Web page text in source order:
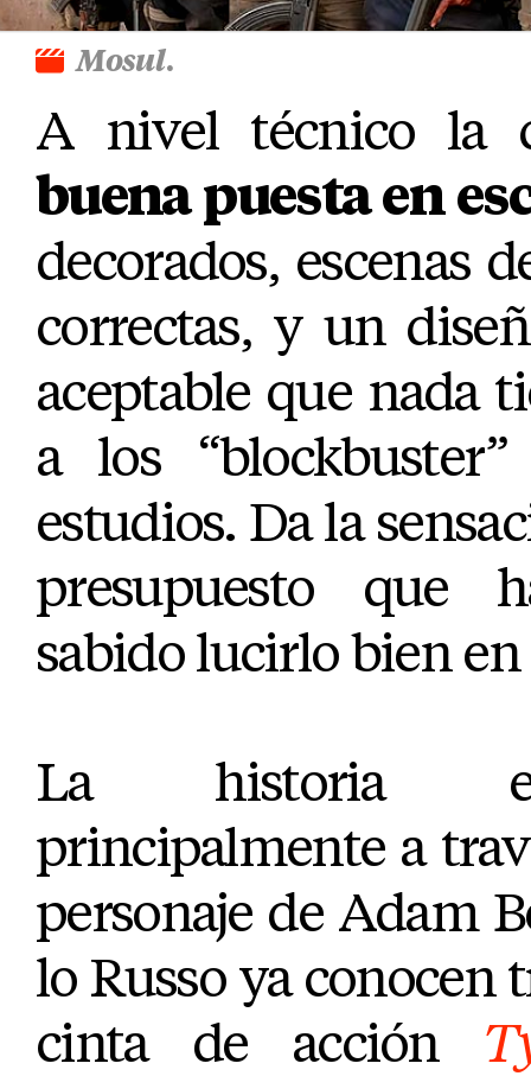
Mosul.
A nivel técnico la
buena puesta en
decorados, escenas
correctas, y un
aceptable que nada
a los
estudios. Da la
presupuesto que
sabido lucirlo bien
La historia
principalmente a
personaje de Adam
lo Russo ya conocen
cinta de acción